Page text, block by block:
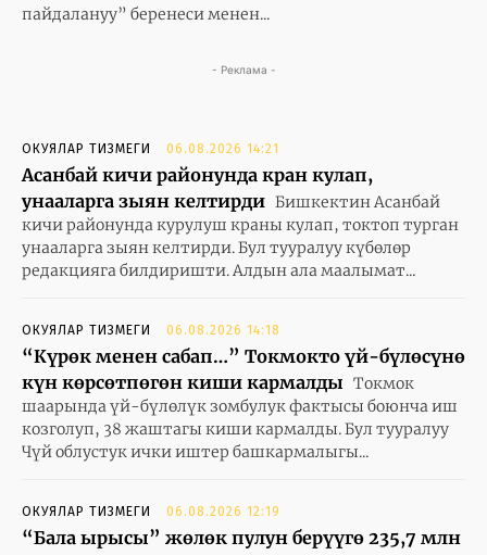
пайдалануу” беренеси менен...
- Реклама -
ОКУЯЛАР ТИЗМЕГИ 06.08.2026 14:21
Асанбай кичи районунда кран кулап,
унааларга зыян келтирди Бишкектин Асанбай
кичи районунда курулуш краны кулап, токтоп турган
унааларга зыян келтирди. Бул тууралуу күбөлөр
редакцияга билдиришти. Алдын ала маалымат...
ОКУЯЛАР ТИЗМЕГИ 06.08.2026 14:18
“Күрөк менен сабап…” Токмокто үй-бүлөсүнө
күн көрсөтпөгөн киши кармалды Токмок
шаарында үй-бүлөлүк зомбулук фактысы боюнча иш
козголуп, 38 жаштагы киши кармалды. Бул тууралуу
Чүй облустук ички иштер башкармалыгы...
ОКУЯЛАР ТИЗМЕГИ 06.08.2026 12:19
“Бала ырысы” жөлөк пулун берүүгө 235,7 млн